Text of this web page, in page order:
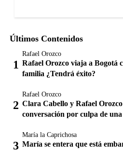
Últimos Contenidos
Rafael Orozco
Rafael Orozco viaja a Bogotá
familia ¿Tendrá éxito?
Rafael Orozco
Clara Cabello y Rafael
conversación por culpa de
María la Caprichosa
María se entera que está